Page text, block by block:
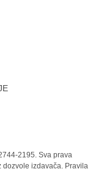
2195. Sva prava
izdavača. Pravila